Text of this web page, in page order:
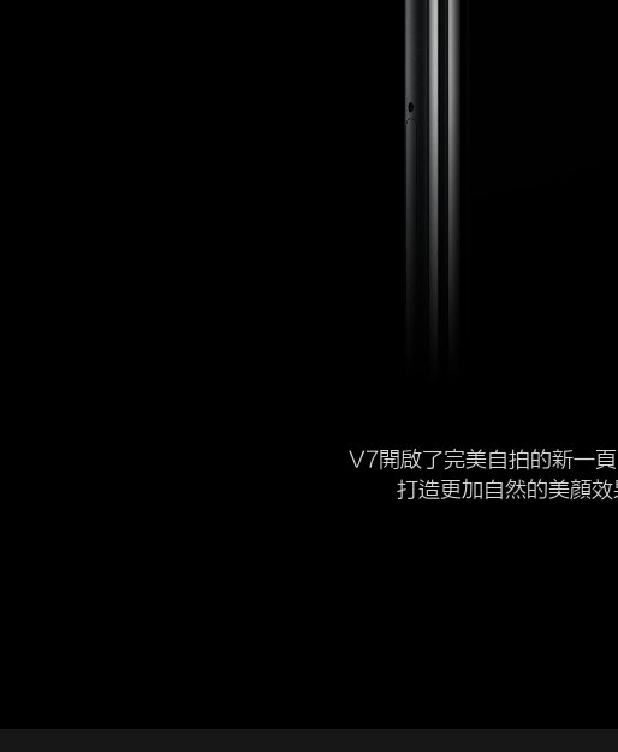
V7開啟了完美自拍的新一
打造更加自然的美顏